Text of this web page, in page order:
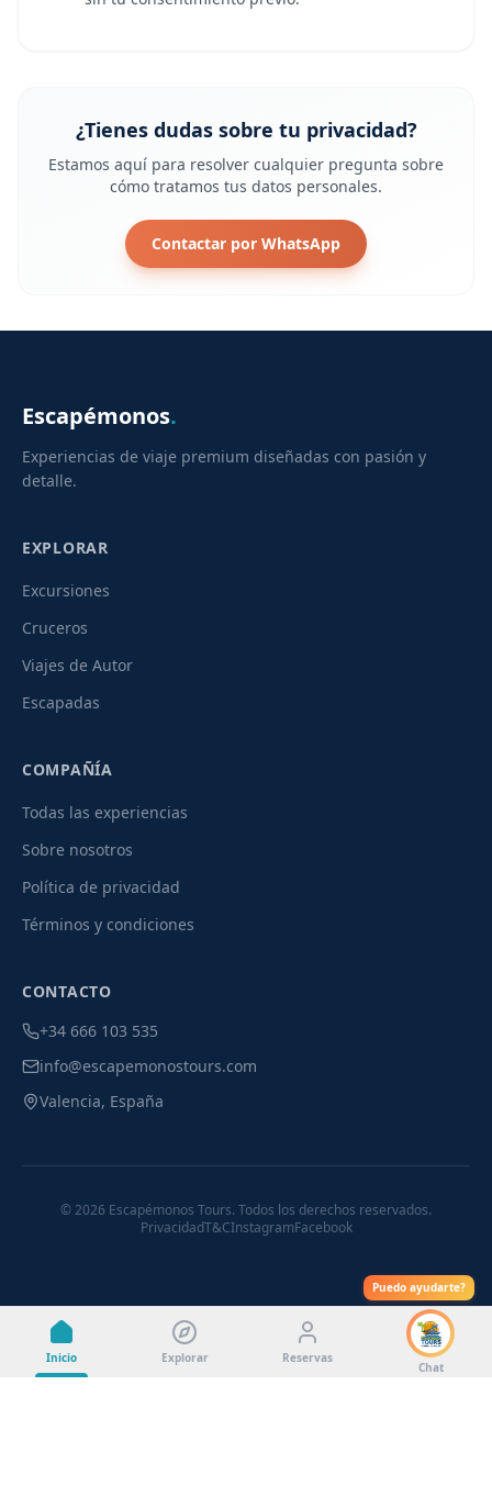
¿Tienes dudas sobre tu privacidad?
Estamos aquí para resolver cualquier pregunta sobre
cómo tratamos tus datos personales.
Contactar por WhatsApp
Escapémonos.
Experiencias de viaje premium diseñadas con pasión y
detalle.
EXPLORAR
Excursiones
Cruceros
Viajes de Autor
Escapadas
COMPAÑÍA
Todas las experiencias
Sobre nosotros
Política de privacidad
Términos y condiciones
CONTACTO
+34 666 103 535
info@escapemonostours.com
Valencia, España
©2026 Escapémonos Tours. Todos los derechos reservados.
PrivacidadT&CInstagramFacebook
Puedo ayudarte?
Inicio Explorar Reservas
Chat